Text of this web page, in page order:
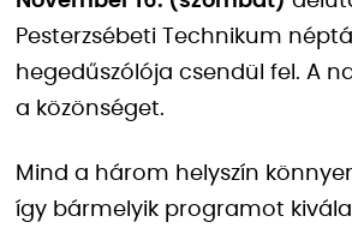
Pesterzsébeti Technikum
hegedűszólója csendül fel. A
a közönséget.
Mind a három helyszín
így bármelyik programot